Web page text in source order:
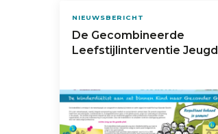
NIEUWSBERICHT
De Gecombineerde
Leefstijlinterventie Jeugd